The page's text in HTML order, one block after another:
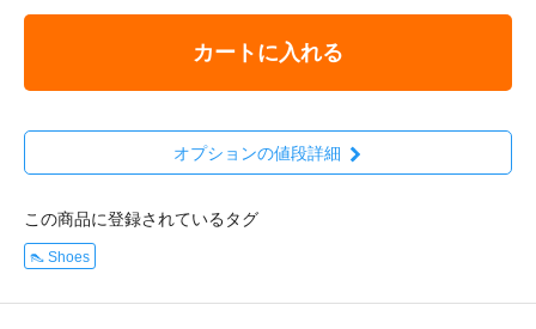
カートに入れる
オプションの値段詳細
この商品に登録されているタグ
👠 Shoes